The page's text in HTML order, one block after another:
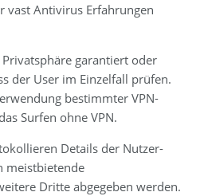
vast Antivirus Erfahrungen
garantiert oder
der User im Einzelfall prüfen.
bestimmter VPN-
Surfen ohne VPN.
Details der Nutzer-
meistbietende
Dritte abgegeben werden.